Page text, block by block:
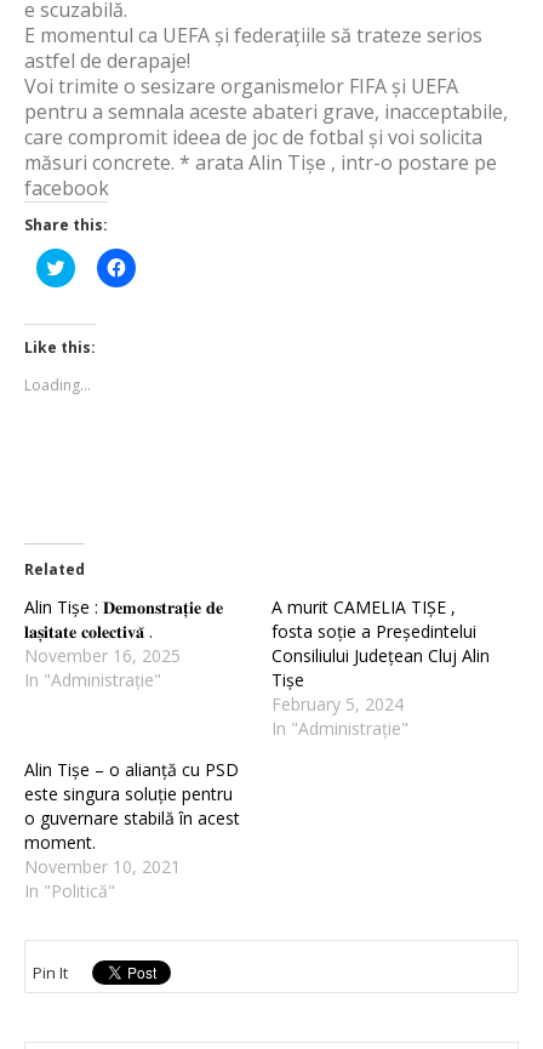
e scuzabilă.
E momentul ca UEFA și federațiile să trateze serios
astfel de derapaje!
Voi trimite o sesizare organismelor FIFA și UEFA
pentru a semnala aceste abateri grave, inacceptabile,
care compromit ideea de joc de fotbal și voi solicita
măsuri concrete. * arata Alin Tișe , intr-o postare pe
facebook
Share this:
Click
to
Twitter
(Opens
in
window)
Click
to
Like this:
Loading...
Related
Alin Tișe : 𝐃𝐞𝐦𝐨𝐧𝐬𝐭𝐫𝐚𝐭̦𝐢𝐞 𝐝𝐞
𝐥𝐚𝐬̦𝐢𝐭𝐚𝐭𝐞 𝐜𝐨𝐥𝐞𝐜𝐭𝐢𝐯𝐚̆ .
November 16, 2025
In "Administrație"
A murit CAMELIA TIȘE ,
fosta soție a Președintelui
Consiliului Județean Cluj Alin
Tișe
February 5, 2024
In "Administrație"
Alin Tișe – o alianță cu PSD
este singura soluție pentru
o guvernare stabilă în acest
moment.
November 10, 2021
In "Politică"
Pin It